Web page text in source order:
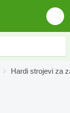
Hardi strojevi za